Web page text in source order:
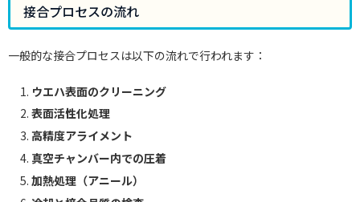
接合プロセスの流れ
一般的な接合プロセスは以下の流れで行われます：
ウエハ表面のクリーニング
表面活性化処理
高精度アライメント
真空チャンバー内での圧着
加熱処理（アニール）